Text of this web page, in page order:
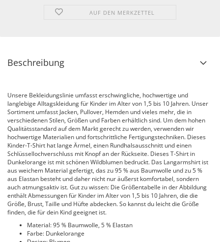
AUF DEN MERKZETTEL
Beschreibung
Unsere Bekleidungslinie umfasst erschwingliche, hochwertige und
langlebige Alltagskleidung für Kinder im Alter von 1,5 bis 10 Jahren. Unser
Sortiment umfasst Jacken, Pullover, Hemden und vieles mehr, die in
verschiedenen Stilen, Größen und Farben erhältlich sind. Um dem hohen
Qualitätsstandard auf dem Markt gerecht zu werden, verwenden wir
hochwertige Materialien und fortschrittliche Fertigungstechniken. Dieses
Kinder-T-Shirt hat lange Ärmel, einen Rundhalsausschnitt und einen
Schlüssellochverschluss mit Knopf an der Rückseite. Dieses T-Shirt in
Dunkelorange ist mit schönen Wildblumen bedruckt. Das Langarmshirt ist
aus weichem Material gefertigt, das zu 95 % aus Baumwolle und zu 5 %
aus Elastan besteht und daher nicht nur äußerst komfortabel, sondern
auch atmungsaktiv ist. Gut zu wissen: Die Größentabelle in der Abbildung
enthält Abmessungen für Kinder im Alter von 1,5 bis 10 Jahren, die die
Größe, Brust, Taille und Hüfte abdecken. So kannst du leicht die Größe
finden, die für dein Kind geeignet ist.
Material: 95 % Baumwolle, 5 % Elastan
Farbe: Dunkelorange